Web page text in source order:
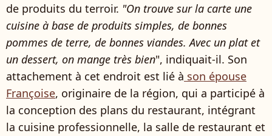
de produits du terroir. "On trouve sur la carte une
cuisine à base de produits simples, de bonnes
pommes de terre, de bonnes viandes. Avec un plat et
un dessert, on mange très bien", indiquait-il. Son
attachement à cet endroit est lié à son épouse
Françoise, originaire de la région, qui a participé à
la conception des plans du restaurant, intégrant
la cuisine professionnelle, la salle de restaurant et